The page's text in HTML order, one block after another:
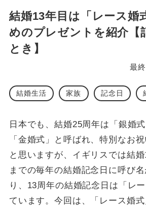
結婚13年目は「レース婚
めのプレゼントを紹介【
とき】
最
結婚生活 家族 記念日
日本でも、結婚25周年は「銀婚
「金婚式」と呼ばれ、特別なお
と思いますが、イギリスでは結
までの毎年の結婚記念日に呼び
り、13周年の結婚記念日は「レ
ています。今回は、「レース婚